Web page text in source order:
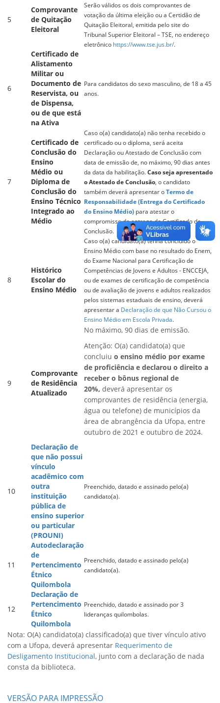
5
Comprovante
de Quitação
Eleitoral
Serão válidos os dois comprovantes de
votação da última eleição ou a Certidão de
Quitação Eleitoral, emitida pelo site do
Tribunal Superior Eleitoral – TSE, no endereço
eletrônico https://www.tse.jus.br/.
6
Certificado de
Alistamento
Militar ou
Documento de
Reservista, ou
de Dispensa,
ou de que está
na Ativa
Para candidatos do sexo masculino, de 18 a 45
anos.
7
Certificado de
Conclusão do
Ensino
Médio ou
Diploma de
Conclusão do
Ensino Técnico
Integrado ao
Médio
Caso o(a) candidato(a) não tenha recebido o
certificado ou o diploma, será aceita
Declaração ou Atestado de Conclusão com
data de emissão de, no máximo, 90 dias antes
da data da habilitação. Caso seja apresentado
o Atestado de Conclusão , o candidato
também deverá apresentar oTermo de
Responsabilidade (Entrega do Certificado
do Ensino Médio) para atestar o
compromisso de entrega do Certificado de
Conclusão.
8
Histórico
Escolar do
Ensino Médio
Caso o(a) candidato(a) tenha concluído o
Ensino Médio com base no resultado do Enem,
do Exame Nacional para Certificação de
Competências de Jovens e Adultos - ENCCEJA,
ou de exames de certificação de competência
ou de avaliação de jovens e adultos realizados
pelos sistemas estaduais de ensino, deverá
apresentar a Declaração de que Não Cursou o
Ensino Médio em Escola Privada.
9
Comprovante
de Residência
Atualizado
No máximo, 90 dias de emissão.
Atenção: O(a) candidato(a) que
concluiu o ensino médio por exame
de proficiência e declarou o direito a
receber o bônus regional de
20%, deverá apresentar os
comprovantes de residência (energia,
água ou telefone) de municípios da
área de abrangência da Ufopa, entre
outubro de 2021 e outubro de 2024.
10
Declaração de
que não possui
vínculo
acadêmico com
outra
instituição
pública de
ensino superior
ou particular
(PROUNI)
Preenchido, datado e assinado pelo(a)
candidato(a).
11
Autodeclaração
de
Pertencimento
Étnico
Quilombola
Preenchido, datado e assinado pelo(a)
candidato(a).
12
Declaração de
Pertencimento
Étnico
Quilombola
Preenchido, datado e assinado por 3
lideranças quilombolas.
Nota: O(A) candidato(a) classificado(a) que tiver vínculo ativo
com a Ufopa, deverá apresentar Requerimento de
Desligamento Institucional, junto com a declaração de nada
consta da biblioteca.
VERSÃO PARA IMPRESSÃO